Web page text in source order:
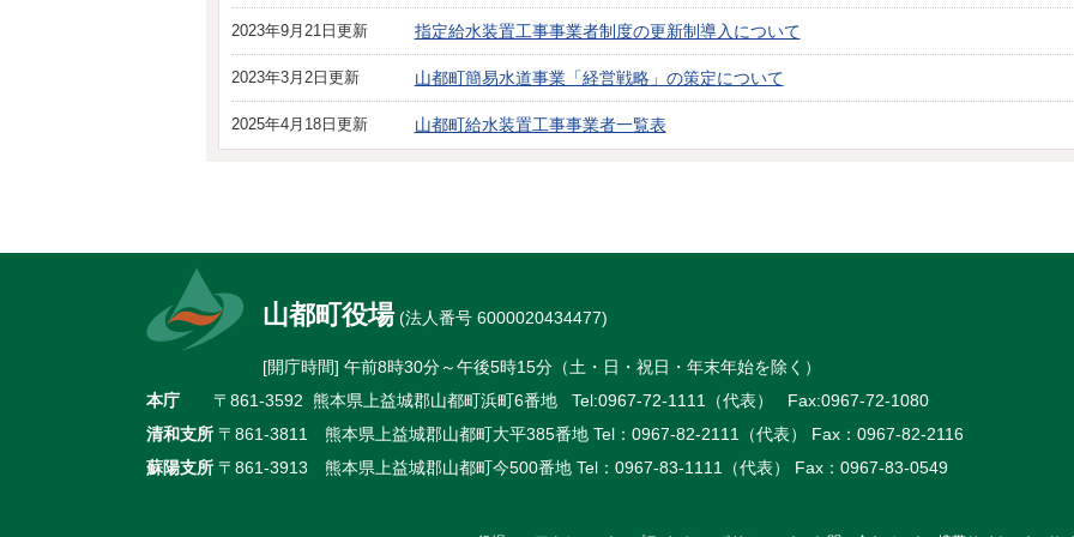
2023年9月21日更新 指定給水装置工事事業者制度の更新制導入について
2023年3月2日更新 山都町簡易水道事業「経営戦略」の策定について
2025年4月18日更新 山都町給水装置工事事業者一覧表
山都町役場(法人番号 6000020434477)
[開庁時間] 午前8時30分～午後5時15分（土・日・祝日・年末年始を除く）
本庁 〒861-3592 熊本県上益城郡山都町浜町6番地 Tel:0967-72-1111（代表）
Fax:0967-72-1080
清和支所 〒861-3811 熊本県上益城郡山都町大平385番地 Tel： 0967-82-2111（代表）
Fax：0967-82-2116
蘇陽支所 〒861-3913 熊本県上益城郡山都町今500番地 Tel： 0967-83-1111（代表） Fax：0967-83-0549